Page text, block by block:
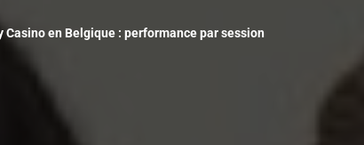
en Belgique : performance par session